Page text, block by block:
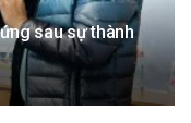
sau sự thành